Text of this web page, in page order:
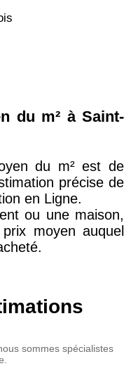
du m² à Saint-
du m² est de
précise de
en Ligne.
ou une maison,
moyen auquel
sommes spécialistes